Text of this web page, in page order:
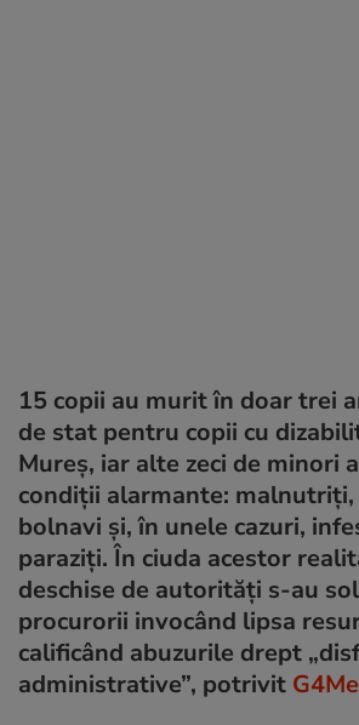
15 copii au murit în doar trei
de stat pentru copii cu
Mureș, iar alte zeci de minori
condiții alarmante:
bolnavi și, în unele cazuri,
paraziți. În ciuda acestor
deschise de autorități s-au
procurorii invocând lipsa
calificând abuzurile drept
administrative”, potrivit